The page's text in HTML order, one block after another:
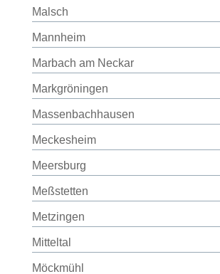
Malsch
Mannheim
Marbach am Neckar
Markgröningen
Massenbachhausen
Meckesheim
Meersburg
Meßstetten
Metzingen
Mitteltal
Möckmühl